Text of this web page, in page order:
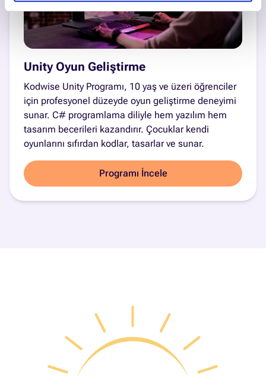
Unity Oyun Geliştirme
Kodwise Unity Programı, 10 yaş ve üzeri öğrenciler
için profesyonel düzeyde oyun geliştirme deneyimi
sunar. C# programlama diliyle hem yazılım hem
tasarım becerileri kazandırır. Çocuklar kendi
oyunlarını sıfırdan kodlar, tasarlar ve sunar.
Programı İncele